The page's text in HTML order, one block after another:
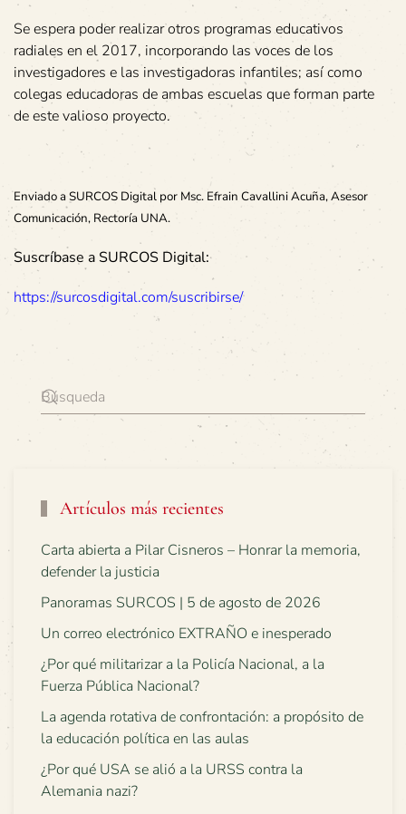
Se espera poder realizar otros programas educativos
radiales en el 2017, incorporando las voces de los
investigadores e las investigadoras infantiles; así como
colegas educadoras de ambas escuelas que forman parte
de este valioso proyecto.
Enviado a SURCOS Digital por Msc. Efrain Cavallini Acuña, Asesor
Comunicación, Rectoría UNA.
Suscríbase a SURCOS Digital:
https://surcosdigital.com/suscribirse/
Artículos más recientes
Carta abierta a Pilar Cisneros – Honrar la memoria,
defender la justicia
Panoramas SURCOS | 5 de agosto de 2026
Un correo electrónico EXTRAÑO e inesperado
¿Por qué militarizar a la Policía Nacional, a la
Fuerza Pública Nacional?
La agenda rotativa de confrontación: a propósito de
la educación política en las aulas
¿Por qué USA se alió a la URSS contra la
Alemania nazi?